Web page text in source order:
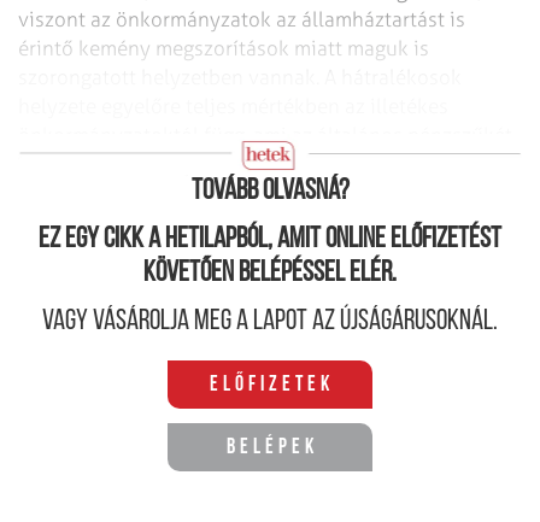
viszont az önkormányzatok az államháztartást is
érintő kemény megszorítások miatt maguk is
és szakemberhiányt ismerve nem sok jót jelent.
Tovább olvasná?
Ez egy cikk a hetilapból, amit online előfizetést
követően belépéssel elér.
Vagy vásárolja meg a lapot az újságárusoknál.
Előfizetek
Belépek